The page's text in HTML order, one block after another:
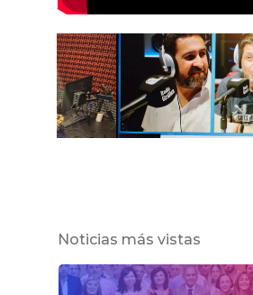
Noticias más vistas